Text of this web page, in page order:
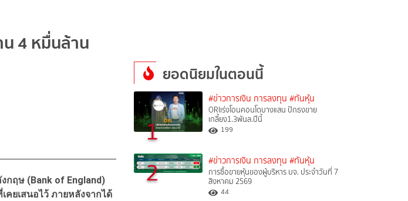
4 หมื่นล้าน
กฤษ (Bank of England)
คยเสนอไว้ ภายหลังจากได้
ยอดนิยมในตอนนี้
1
#ข่าวการเงิน การลงทุน #ทันหุ้น
ORIเร่งโอนคอนโดบางแสน ปักธงขาย
เกลี้ยง1.3พันล.ปีนี้
199
2 #ข่าวการเงิน การลงทุน #ทันหุ้น
การซื้อขายหุ้นของผู้บริหาร บจ. ประจำวันที่ 7
สิงหาคม 2569
44